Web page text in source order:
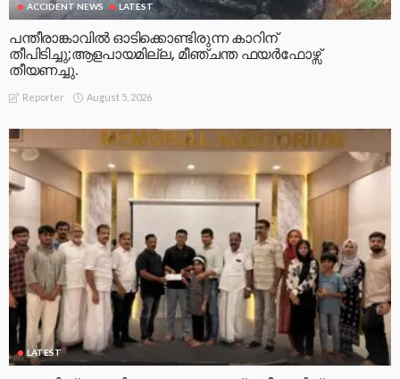
ACCIDENT NEWS LATEST
പന്തീരാങ്കാവിൽ ഓടിക്കൊണ്ടിരുന്ന കാറിന്
തീപിടിച്ചു;ആളപായമില്ല, മീഞ്ചന്ത ഫയർഫോഴ്സ്
തീയണച്ചു.
Reporter August 5, 2026
LATEST